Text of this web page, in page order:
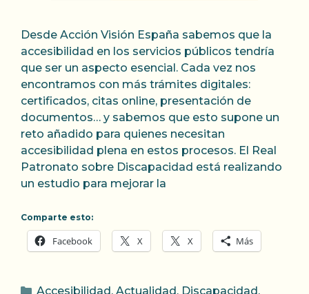
Desde Acción Visión España sabemos que la
accesibilidad en los servicios públicos tendría
que ser un aspecto esencial. Cada vez nos
encontramos con más trámites digitales:
certificados, citas online, presentación de
documentos… y sabemos que esto supone un
reto añadido para quienes necesitan
accesibilidad plena en estos procesos. El Real
Patronato sobre Discapacidad está realizando
un estudio para mejorar la
Comparte esto:
Facebook X X Más
Categorías
Accesibilidad , Actualidad , Discapacidad ,